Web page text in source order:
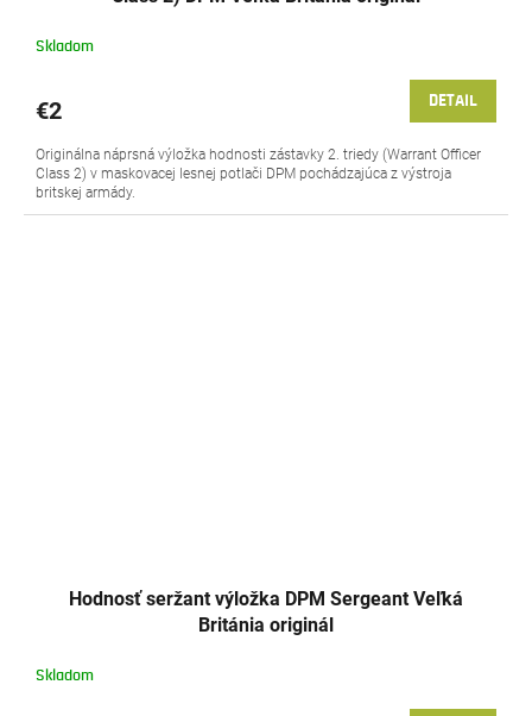
Skladom
€2 DETAIL
Originálna náprsná výložka hodnosti zástavky 2. triedy (Warrant Officer
Class 2) v maskovacej lesnej potlači DPM pochádzajúca z výstroja
britskej armády.
Hodnosť seržant výložka DPM Sergeant Veľká
Británia originál
Skladom